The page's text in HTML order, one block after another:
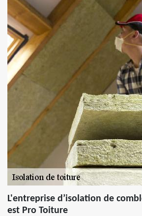
L'entreprise d’isolation de
est Pro Toiture